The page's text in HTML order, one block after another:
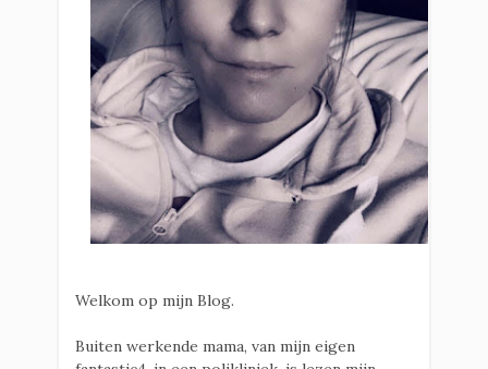
Welkom op mijn Blog.
Buiten werkende mama, van mijn eigen